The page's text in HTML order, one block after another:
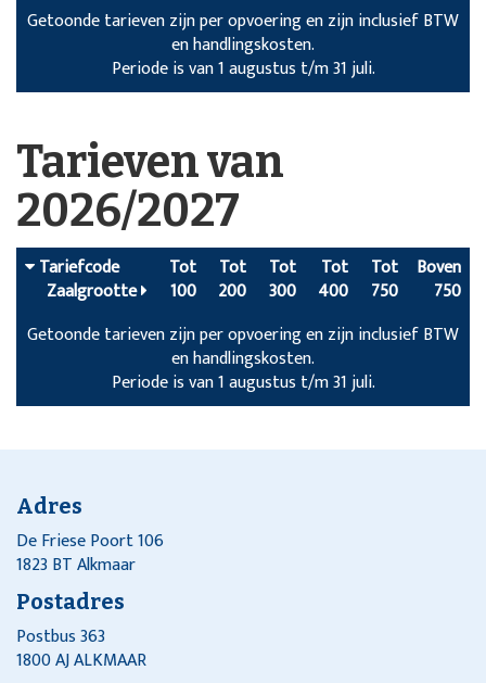
Getoonde tarieven zijn per opvoering en zijn inclusief BTW
en handlingskosten.
Periode is van 1 augustus t/m 31 juli.
Tarieven van
2026/2027
Tariefcode
Zaalgrootte
Tot
100
Tot
200
Tot
300
Tot
400
Tot
750
Boven
750
Getoonde tarieven zijn per opvoering en zijn inclusief BTW
en handlingskosten.
Periode is van 1 augustus t/m 31 juli.
Adres
De Friese Poort 106
1823 BT Alkmaar
Postadres
Postbus 363
1800 AJ ALKMAAR